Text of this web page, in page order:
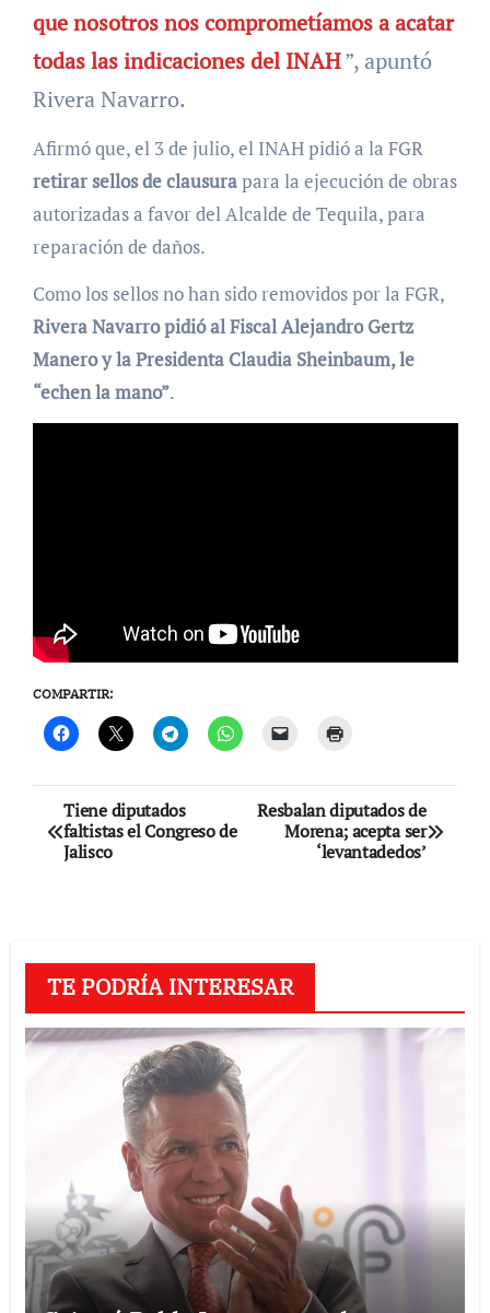
que nosotros nos comprometíamos a acatar
todas las indicaciones del INAH”, apuntó
Rivera Navarro.
Afirmó que, el 3 de julio, el INAH pidió a la FGR
retirar sellos de clausurapara la ejecución de obras
autorizadas a favor del Alcalde de Tequila, para
reparación de daños.
Como los sellos no han sido removidos por la FGR,
Rivera Navarro pidió al Fiscal Alejandro Gertz
Manero y la Presidenta Claudia Sheinbaum, le
“echen la mano”.
COMPARTIR:
Navegación
de
Tiene diputados
faltistas el Congreso de
Jalisco
Resbalan diputados de
Morena; acepta ser
‘levantadedos’
TE PODRÍA INTERESAR